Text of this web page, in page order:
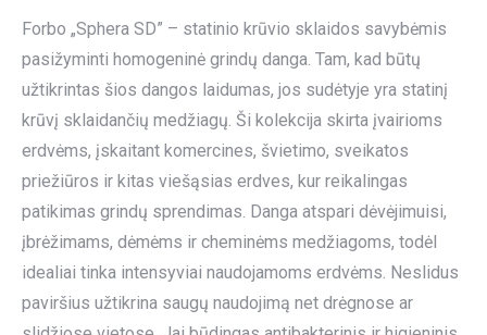
Forbo „Sphera SD” – statinio krūvio sklaidos savybėmis
pasižyminti homogeninė grindų danga. Tam, kad būtų
užtikrintas šios dangos laidumas, jos sudėtyje yra statinį
krūvį sklaidančių medžiagų. Ši kolekcija skirta įvairioms
erdvėms, įskaitant komercines, švietimo, sveikatos
priežiūros ir kitas viešąsias erdves, kur reikalingas
patikimas grindų sprendimas. Danga atspari dėvėjimuisi,
įbrėžimams, dėmėms ir cheminėms medžiagoms, todėl
idealiai tinka intensyviai naudojamoms erdvėms. Neslidus
paviršius užtikrina saugų naudojimą net drėgnose ar